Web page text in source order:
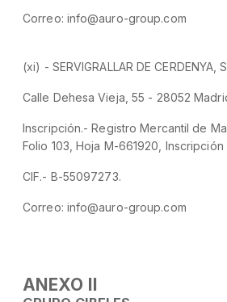
Correo: info@auro-group.com
(xi) - SERVIGRALLAR DE CERDENYA,
Calle Dehesa Vieja, 55 - 28052
Inscripción.- Registro Mercantil de
Folio 103, Hoja M-661920, Inscripción
CIF.- B-55097273.
Correo: info@auro-group.com
ANEXO II